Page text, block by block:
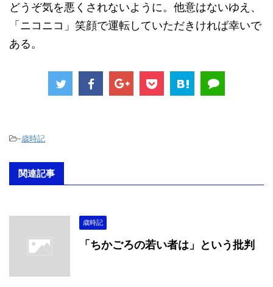
どうぞ気を悪くされないように。他意はないゆえ、
「ニコニコ」笑顔で運転していただきければ幸いで
ある。
-歳時記
関連記事
歳時記
「ちかごろの若い者は」という批判